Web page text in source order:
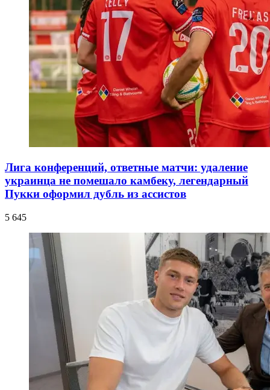
Лига конференций, ответные матчи: удаление
украинца не помешало камбеку, легендарный
Пукки оформил дубль из ассистов
5 645